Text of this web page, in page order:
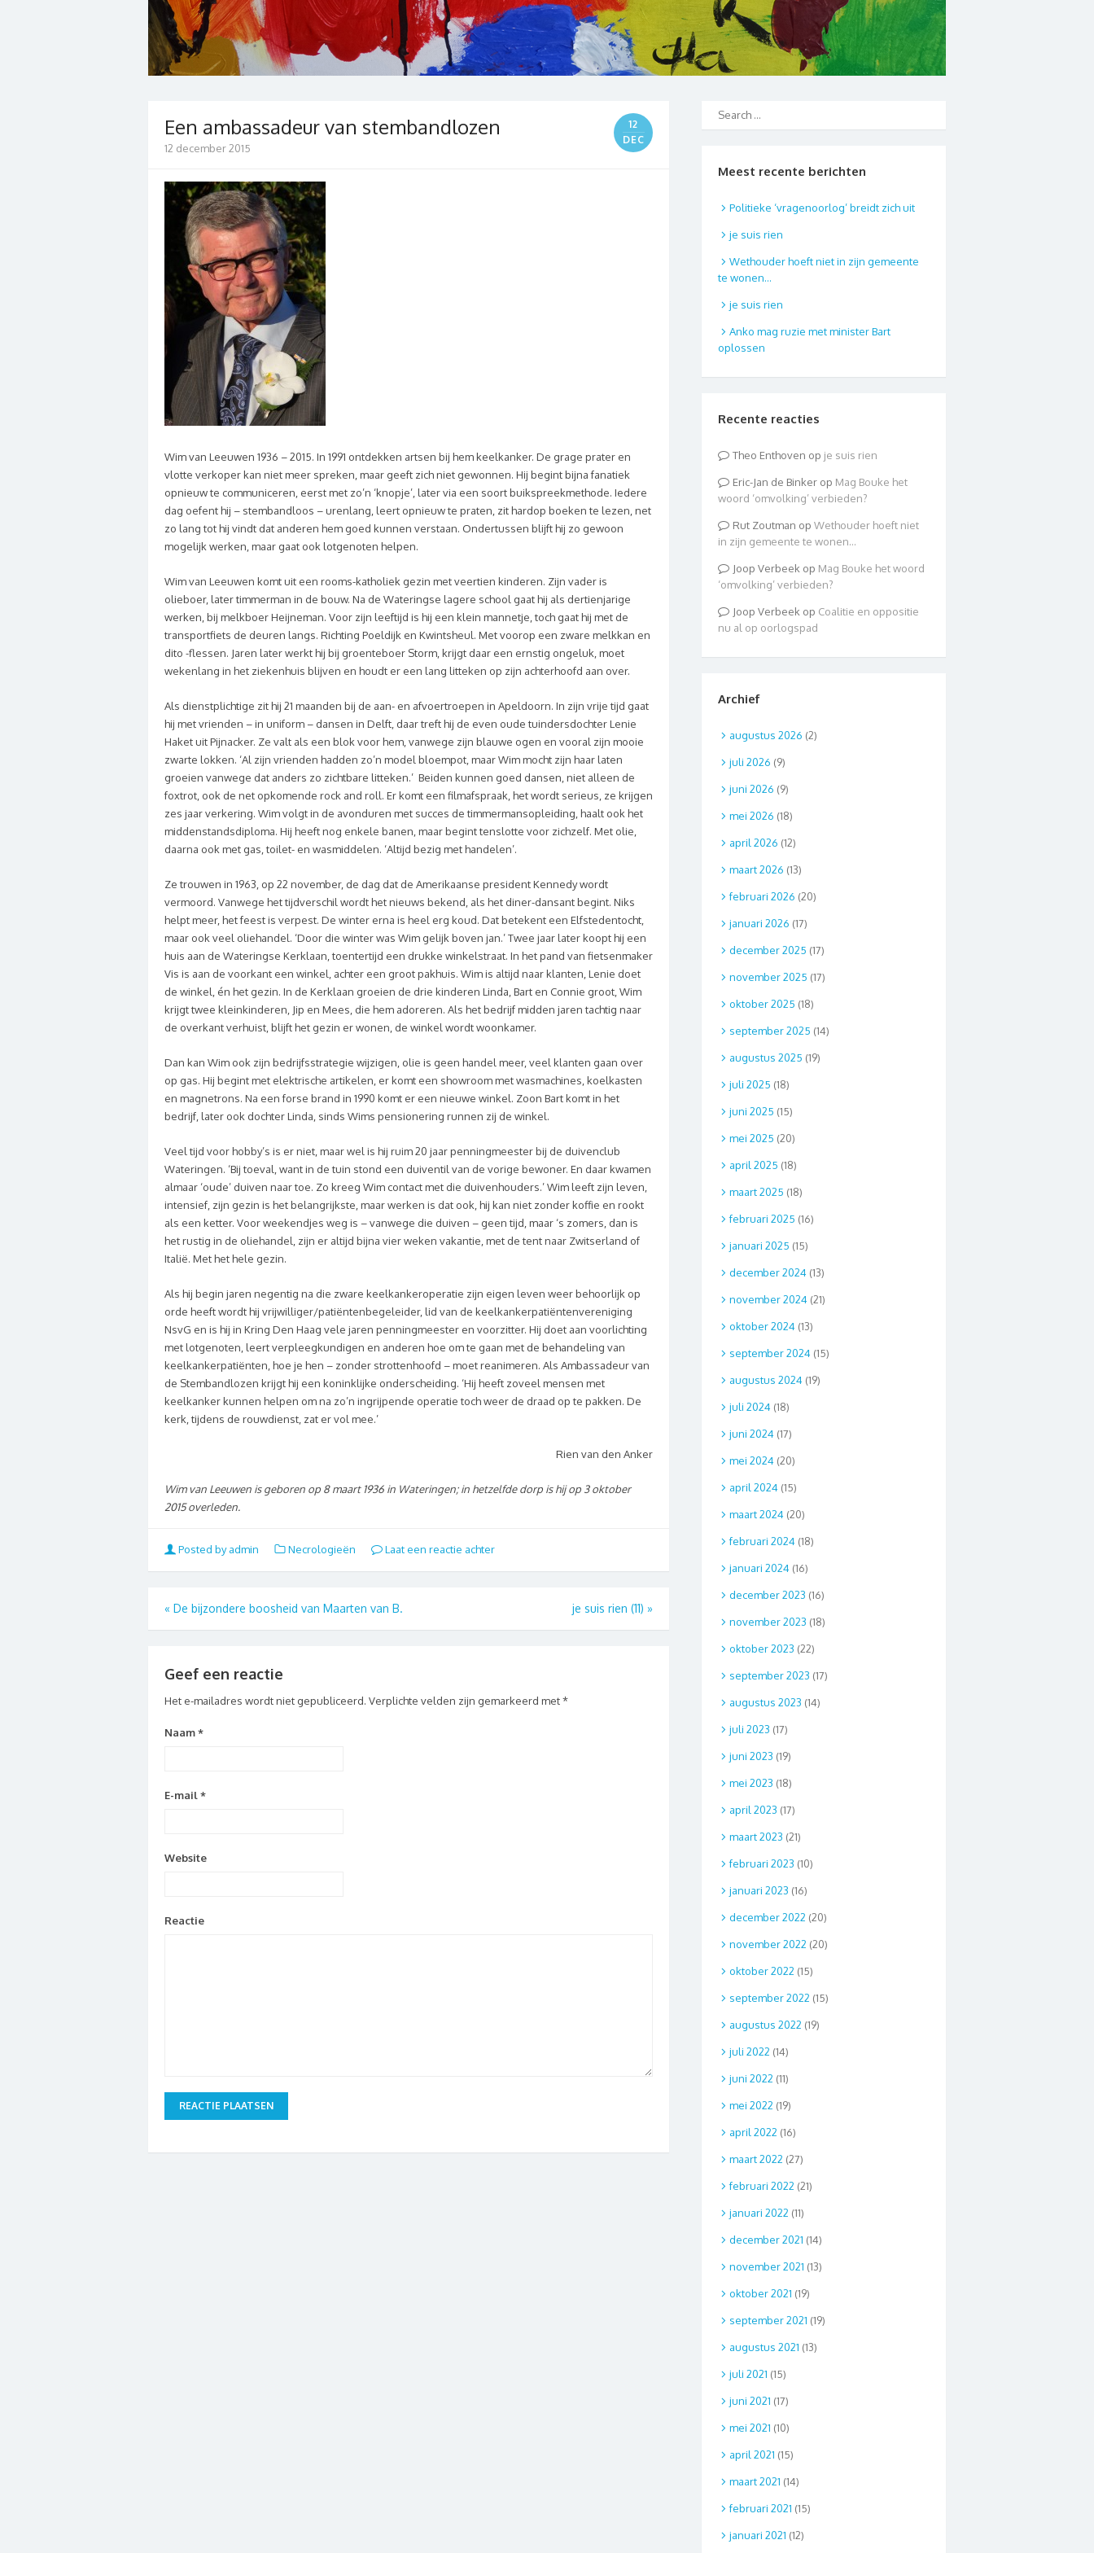
Een ambassadeur van stembandlozen
12
DEC
12 december 2015
Wim van Leeuwen 1936 – 2015. In 1991 ontdekken artsen bij hem keelkanker. De grage prater en
vlotte verkoper kan niet meer spreken, maar geeft zich niet gewonnen. Hij begint bijna fanatiek
opnieuw te communiceren, eerst met zo’n ‘knopje’, later via een soort buikspreekmethode. Iedere
dag oefent hij – stembandloos – urenlang, leert opnieuw te praten, zit hardop boeken te lezen, net
zo lang tot hij vindt dat anderen hem goed kunnen verstaan. Ondertussen blijft hij zo gewoon
mogelijk werken, maar gaat ook lotgenoten helpen.
Wim van Leeuwen komt uit een rooms-katholiek gezin met veertien kinderen. Zijn vader is
olieboer, later timmerman in de bouw. Na de Wateringse lagere school gaat hij als dertienjarige
werken, bij melkboer Heijneman. Voor zijn leeftijd is hij een klein mannetje, toch gaat hij met de
transportfiets de deuren langs. Richting Poeldijk en Kwintsheul. Met voorop een zware melkkan en
dito -flessen. Jaren later werkt hij bij groenteboer Storm, krijgt daar een ernstig ongeluk, moet
wekenlang in het ziekenhuis blijven en houdt er een lang litteken op zijn achterhoofd aan over.
Als dienstplichtige zit hij 21 maanden bij de aan- en afvoertroepen in Apeldoorn. In zijn vrije tijd gaat
hij met vrienden – in uniform – dansen in Delft, daar treft hij de even oude tuindersdochter Lenie
Haket uit Pijnacker. Ze valt als een blok voor hem, vanwege zijn blauwe ogen en vooral zijn mooie
zwarte lokken. ‘Al zijn vrienden hadden zo’n model bloempot, maar Wim mocht zijn haar laten
groeien vanwege dat anders zo zichtbare litteken.’ Beiden kunnen goed dansen, niet alleen de
foxtrot, ook de net opkomende rock and roll. Er komt een filmafspraak, het wordt serieus, ze krijgen
zes jaar verkering. Wim volgt in de avonduren met succes de timmermansopleiding, haalt ook het
middenstandsdiploma. Hij heeft nog enkele banen, maar begint tenslotte voor zichzelf. Met olie,
daarna ook met gas, toilet- en wasmiddelen. ‘Altijd bezig met handelen’.
Ze trouwen in 1963, op 22 november, de dag dat de Amerikaanse president Kennedy wordt
vermoord. Vanwege het tijdverschil wordt het nieuws bekend, als het diner-dansant begint. Niks
helpt meer, het feest is verpest. De winter erna is heel erg koud. Dat betekent een Elfstedentocht,
maar ook veel oliehandel. ‘Door die winter was Wim gelijk boven jan.’ Twee jaar later koopt hij een
huis aan de Wateringse Kerklaan, toentertijd een drukke winkelstraat. In het pand van fietsenmaker
Vis is aan de voorkant een winkel, achter een groot pakhuis. Wim is altijd naar klanten, Lenie doet
de winkel, én het gezin. In de Kerklaan groeien de drie kinderen Linda, Bart en Connie groot, Wim
krijgt twee kleinkinderen, Jip en Mees, die hem adoreren. Als het bedrijf midden jaren tachtig naar
de overkant verhuist, blijft het gezin er wonen, de winkel wordt woonkamer.
Dan kan Wim ook zijn bedrijfsstrategie wijzigen, olie is geen handel meer, veel klanten gaan over
op gas. Hij begint met elektrische artikelen, er komt een showroom met wasmachines, koelkasten
en magnetrons. Na een forse brand in 1990 komt er een nieuwe winkel. Zoon Bart komt in het
bedrijf, later ook dochter Linda, sinds Wims pensionering runnen zij de winkel.
Veel tijd voor hobby’s is er niet, maar wel is hij ruim 20 jaar penningmeester bij de duivenclub
Wateringen. ‘Bij toeval, want in de tuin stond een duiventil van de vorige bewoner. En daar kwamen
almaar ‘oude’ duiven naar toe. Zo kreeg Wim contact met die duivenhouders.’Wim leeft zijn leven,
intensief, zijn gezin is het belangrijkste, maar werken is dat ook, hij kan niet zonder koffie en rookt
als een ketter. Voor weekendjes weg is – vanwege die duiven – geen tijd, maar ‘s zomers, dan is
het rustig in de oliehandel, zijn er altijd bijna vier weken vakantie, met de tent naar Zwitserland of
Italië. Met het hele gezin.
Als hij begin jaren negentig na die zware keelkankeroperatie zijn eigen leven weer behoorlijk op
orde heeft wordt hij vrijwilliger/patiëntenbegeleider, lid van de keelkankerpatiëntenvereniging
NsvG en is hij in Kring Den Haag vele jaren penningmeester en voorzitter. Hij doet aan voorlichting
met lotgenoten, leert verpleegkundigen en anderen hoe om te gaan met de behandeling van
keelkankerpatiënten, hoe je hen – zonder strottenhoofd – moet reanimeren. Als Ambassadeur van
de Stembandlozen krijgt hij een koninklijke onderscheiding. ‘Hij heeft zoveel mensen met
keelkanker kunnen helpen om na zo’n ingrijpende operatie toch weer de draad op te pakken. De
kerk, tijdens de rouwdienst, zat er vol mee.’
Rien van den Anker
Wim van Leeuwen is geboren op 8 maart 1936 in Wateringen; in hetzelfde dorp is hij op 3 oktober
2015 overleden.
Posted by admin Necrologieën Laat een reactie achter
« De bijzondere boosheid van Maarten van B. je suis rien (11) »
Geef een reactie
Het e-mailadres wordt niet gepubliceerd. Verplichte velden zijn gemarkeerd met*
Naam*
E-mail*
Website
Reactie
Meest recente berichten
Politieke ‘vragenoorlog’ breidt zich uit
je suis rien
Wethouder hoeft niet in zijn gemeente
te wonen…
je suis rien
Anko mag ruzie met minister Bart
oplossen
Recente reacties
Theo Enthoven op je suis rien
Eric-Jan de Binkerop Mag Bouke het
woord ‘omvolking’ verbieden?
Rut Zoutman op Wethouder hoeft niet
in zijn gemeente te wonen…
Joop Verbeek op Mag Bouke het woord
‘omvolking’ verbieden?
Joop Verbeek op Coalitie en oppositie
nu al op oorlogspad
Archief
augustus 2026 (2)
juli 2026 (9)
juni 2026 (9)
mei 2026 (18)
april 2026 (12)
maart 2026 (13)
februari 2026 (20)
januari 2026 (17)
december 2025 (17)
november 2025 (17)
oktober 2025 (18)
september 2025 (14)
augustus 2025 (19)
juli 2025 (18)
juni 2025 (15)
mei 2025 (20)
april 2025 (18)
maart 2025 (18)
februari 2025 (16)
januari 2025 (15)
december 2024 (13)
november 2024 (21)
oktober 2024 (13)
september 2024 (15)
augustus 2024 (19)
juli 2024 (18)
juni 2024 (17)
mei 2024 (20)
april 2024 (15)
maart 2024 (20)
februari 2024 (18)
januari 2024 (16)
december 2023 (16)
november 2023 (18)
oktober 2023 (22)
september 2023 (17)
augustus 2023 (14)
juli 2023 (17)
juni 2023 (19)
mei 2023 (18)
april 2023 (17)
maart 2023 (21)
februari 2023 (10)
januari 2023 (16)
december 2022 (20)
november 2022 (20)
oktober 2022 (15)
september 2022 (15)
augustus 2022 (19)
juli 2022 (14)
juni 2022 (11)
mei 2022 (19)
april 2022 (16)
maart 2022 (27)
februari 2022 (21)
januari 2022 (11)
december 2021 (14)
november 2021 (13)
oktober 2021 (19)
september 2021 (19)
augustus 2021 (13)
juli 2021 (15)
juni 2021 (17)
mei 2021 (10)
april 2021 (15)
maart 2021 (14)
februari 2021 (15)
januari 2021 (12)